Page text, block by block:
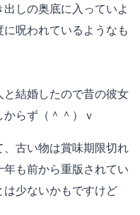
しの奥底に入っていよ
呪われているようなも
結婚したので昔の彼女
らず（＾＾）ｖ
古い物は賞味期限切れ
も前から重版されてい
少ないかもですけど